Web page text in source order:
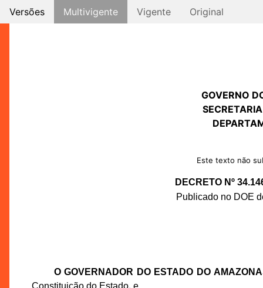
Versões Multivigente Vigente Original
GOVERNO
Este texto não
DECRETO Nº
Publicado no DOE
O GOVERNADOR DO ESTADO DO
Constituição do Estado, e